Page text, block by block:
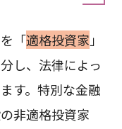
「適格投資家 」
し、法律によっ
す。特別な金融
非適格投資家